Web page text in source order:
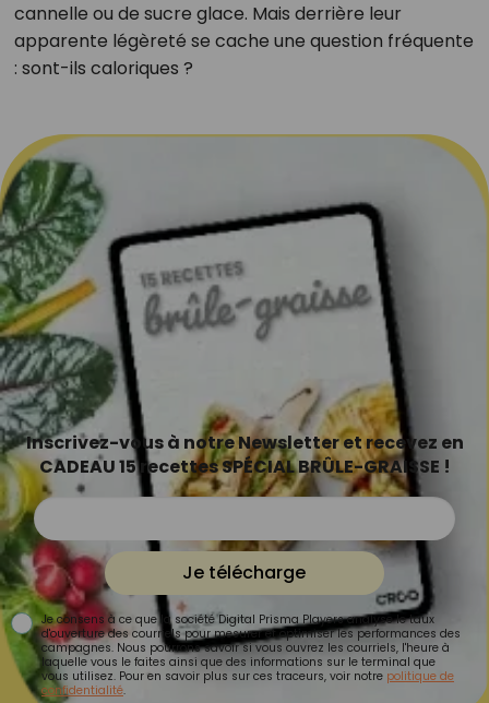
cannelle ou de sucre glace. Mais derrière leur
apparente légèreté se cache une question fréquente
: sont-ils caloriques ?
Inscrivez-vous à notre Newsletter et recevez en
CADEAU 15 recettes SPÉCIAL BRÛLE-GRAISSE !
Je télécharge
Je consens à ce que la société Digital Prisma Players analyse le taux
d'ouverture des courriels pour mesurer et optimiser les performances des
campagnes. Nous pourrons savoir si vous ouvrez les courriels, l'heure à
laquelle vous le faites ainsi que des informations sur le terminal que
vous utilisez. Pour en savoir plus sur ces traceurs, voir notre politique de
confidentialité.